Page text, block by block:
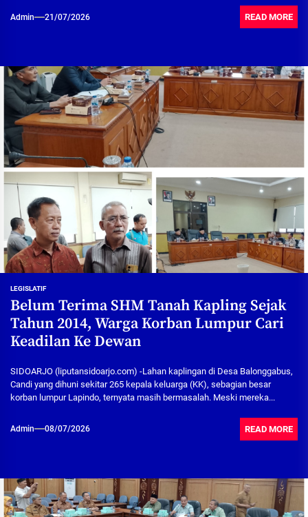
Admin 21/07/2026 READ MORE
LEGISLATIF
Belum Terima SHM Tanah Kapling Sejak
Tahun 2014, Warga Korban Lumpur Cari
Keadilan Ke Dewan
SIDOARJO (liputansidoarjo.com) -Lahan kaplingan di Desa Balonggabus,
Candi yang dihuni sekitar 265 kepala keluarga (KK), sebagian besar
korban lumpur Lapindo, ternyata masih bermasalah. Meski mereka...
Admin 08/07/2026 READ MORE